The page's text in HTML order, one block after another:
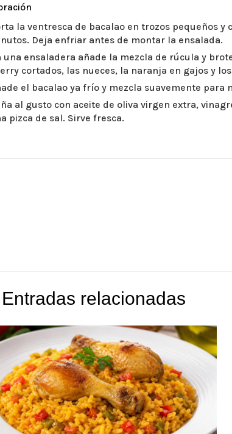
la ventresca de bacalao en trozos pequeños y
Deja enfriar antes de montar la ensalada.
una ensaladera añade la mezcla de rúcula y
cortados, las nueces, la naranja en gajos y
el bacalao ya frío y mezcla suavemente para
al gusto con aceite de oliva virgen extra,
pizca de sal. Sirve fresca.
Entradas relacionadas